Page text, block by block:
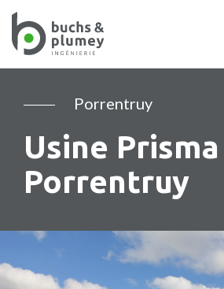
Porrentruy
Usine Prisma
Porrentruy
Précédent